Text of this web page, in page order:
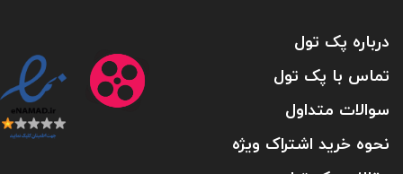
درباره پک تول
تماس با پک تول
سوالات متداول
نحوه خرید اشتراک ویژه